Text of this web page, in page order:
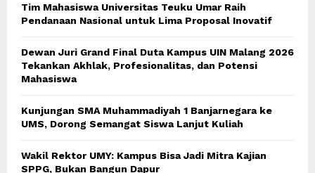
Tim Mahasiswa Universitas Teuku Umar Raih
Pendanaan Nasional untuk Lima Proposal Inovatif
Dewan Juri Grand Final Duta Kampus UIN Malang 2026
Tekankan Akhlak, Profesionalitas, dan Potensi
Mahasiswa
Kunjungan SMA Muhammadiyah 1 Banjarnegara ke
UMS, Dorong Semangat Siswa Lanjut Kuliah
Wakil Rektor UMY: Kampus Bisa Jadi Mitra Kajian
SPPG, Bukan Bangun Dapur